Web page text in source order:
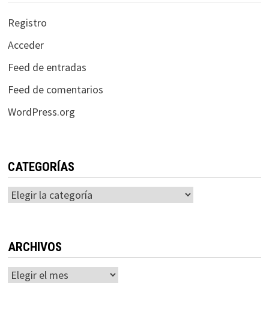
Registro
Acceder
Feed de entradas
Feed de comentarios
WordPress.org
CATEGORÍAS
Categorías
ARCHIVOS
Archivos